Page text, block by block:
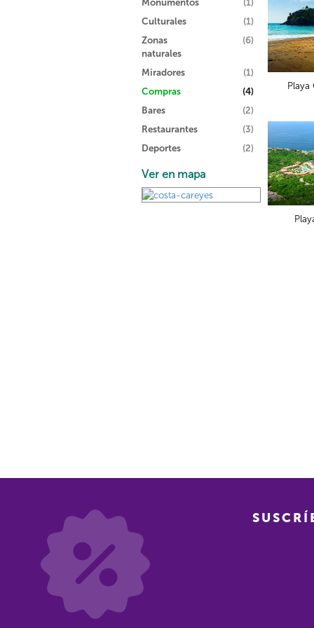
Culturales
(1)
Zonas
naturales
(6)
Miradores
(1)
Compras
(4)
Bares
(2)
Restaurantes
(3)
Deportes
(2)
Ver en mapa
Playa